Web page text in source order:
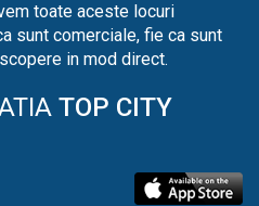
toate aceste locuri
sunt comerciale, fie ca sunt
in mod direct.
TOP CITY